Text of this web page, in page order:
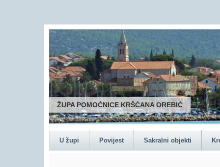
U župi Povijest Sakralni objekti